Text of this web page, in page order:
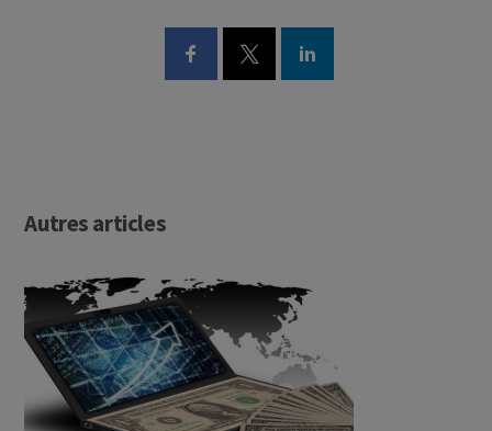
Autres articles